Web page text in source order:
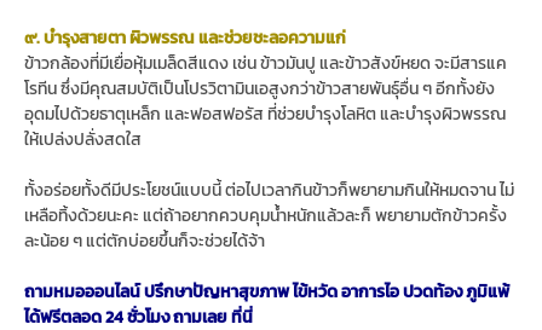
๙. บำรุงสายตา ผิวพรรณ และช่วยชะลอความแก่
ข้าวกล้องที่มีเยื่อหุ้มเมล็ดสีแดง เช่น ข้าวมันปู และข้าวสังข์หยด จะมีสารแค
โรทีน ซึ่งมีคุณสมบัติเป็นโปรวิตามินเอสูงกว่าข้าวสายพันธุ์อื่น ๆ อีกทั้งยัง
อุดมไปด้วยธาตุเหล็ก และฟอสฟอรัส ที่ช่วยบำรุงโลหิต และบำรุงผิวพรรณ
ให้เปล่งปลั่งสดใส
ทั้งอร่อยทั้งดีมีประโยชน์แบบนี้ ต่อไปเวลากินข้าวก็พยายามกินให้หมดจาน ไม่
เหลือทิ้งด้วยนะคะ แต่ถ้าอยากควบคุมน้ำหนักแล้วละก็ พยายามตักข้าวครั้ง
ละน้อย ๆ แต่ตักบ่อยขึ้นก็จะช่วยได้จ้า
ถามหมอออนไลน์ ปรึกษาปัญหาสุขภาพ ไข้หวัด อาการไอ ปวดท้อง ภูมิแพ้
ได้ฟรีตลอด 24 ชั่วโมง ถามเลย ที่นี่